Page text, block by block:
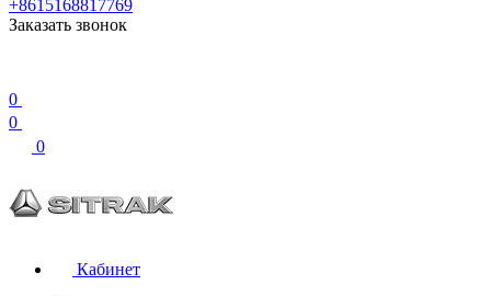
+8615168817769
Заказать звонок
0
0
0
Кабинет